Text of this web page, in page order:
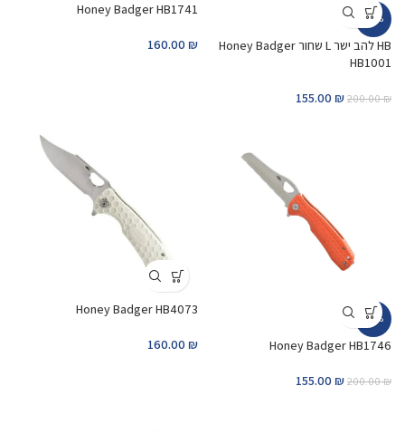
-23%
HB להב ישר L שחור Honey Badger
HB1001
200.00₪
155.00 ₪
Honey Badger HB1741
160.00 ₪
-23%
Honey Badger HB1746
200.00₪
155.00 ₪
Honey Badger HB4073
160.00 ₪